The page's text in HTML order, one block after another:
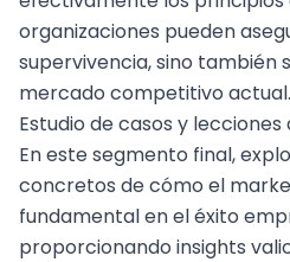
organizaciones pueden
supervivencia, sino también
mercado competitivo actual.
Estudio de casos y
En este segmento final,
concretos de cómo el
fundamental en el éxito
proporcionando insights